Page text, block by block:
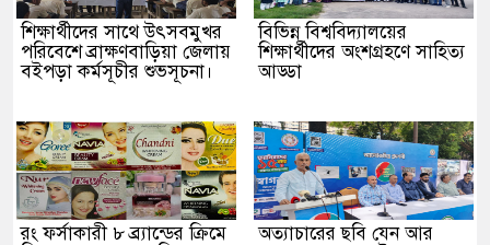
শিক্ষার্থীদের সাথে উৎসবমুখর
পরিবেশে ব্রাক্ষণবাড়িয়া জেলায়
বইপড়া কর্মসূচীর শুভসূচনা।
বিভিন্ন বিশ্ববিদ্যালয়ের
শিক্ষার্থীদের অংশগ্রহণে সাহিত্য
আড্ডা
রং ফর্সাকারী ৮ ব্র্যান্ডের ক্রিমে
অত্যাচারের ছবি যেন আর